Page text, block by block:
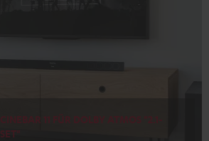
CINEBAR 11 FÜR DOLBY ATMOS "2.1-
SET"